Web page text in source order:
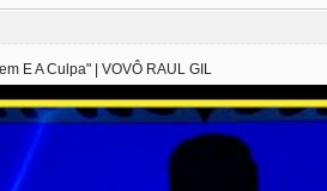
E A Culpa" | VOVÔ RAUL GIL